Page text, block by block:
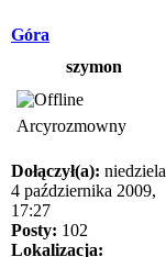
Góra
szymon
Arcyrozmowny
Dołączył(a):
4 października 2009,
17:27
Posty: 102
Lokalizacja: